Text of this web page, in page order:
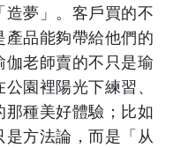
夢」。客戶買的不
品能夠帶給他們的
老師賣的不只是瑜
園裡陽光下練習、
種美好體驗；比如
方法論，而是「从